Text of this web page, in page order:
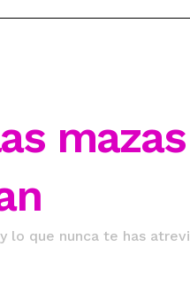
mazas
lo que nunca te has